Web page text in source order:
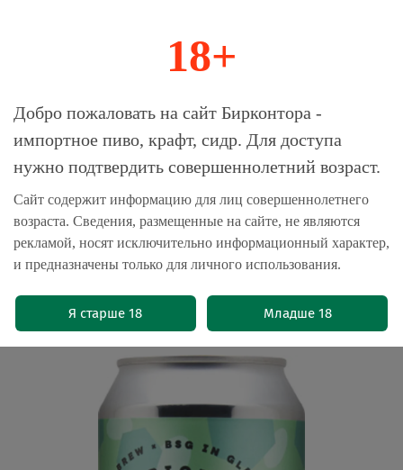
Магазин-Склад импортного пива, крафта и
Главная Пиво безалкогольное
Водяной кефир Аф Брю Симбиотика
Вотер Кефир Эстрагон / AF Brew
Symbiotica Water Kefir Estragon 0.33 -
банка
(0)
18+
Добро пожаловать на сайт Бирконтора -
импортное пиво, крафт, сидр. Для доступа
нужно подтвердить совершеннолетний возраст.
Сайт содержит информацию для лиц совершеннолетнего
возраста. Сведения, размещенные на сайте, не являются
рекламой, носят исключительно информационный характер,
и предназначены только для личного использования.
Я старше 18 Младше 18